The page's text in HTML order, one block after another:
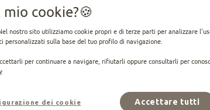
mio cookie?
nostro sito utilizziamo cookie propri e di terze parti per analizzare
personalizzati sulla base del tuo profilo di navigazione.
per continuare a navigare, rifiutarli oppure consultarli per
dei cookie Accettare tutti